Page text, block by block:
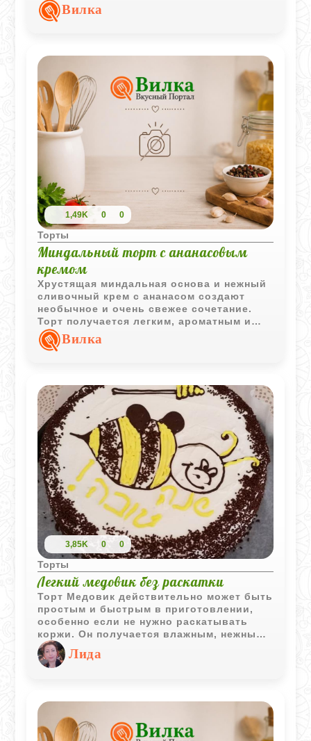
десерт становится плотным, ароматным
и очень праздничным.
Вилка
1,49K 0 0
Торты
Миндальный торт с ананасовым
кремом
Хрустящая миндальная основа и нежный
сливочный крем с ананасом создают
необычное и очень свежее сочетание.
Торт получается легким, ароматным и
особенно хорош в охлажденном виде.
Вилка
3,85K 0 0
Торты
Легкий медовик без раскатки
Торт Медовик действительно может быть
простым и быстрым в приготовлении,
особенно если не нужно раскатывать
коржи. Он получается влажным, нежным
и ароматным благодаря мёду.
Лида